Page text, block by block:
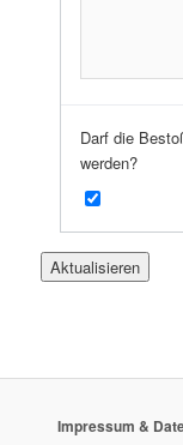
Darf die
werden?
Impressum &